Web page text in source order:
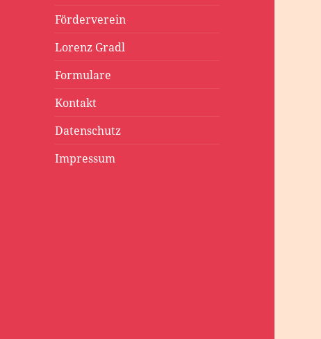
Förderverein
Lorenz Gradl
Formulare
Kontakt
Datenschutz
Impressum